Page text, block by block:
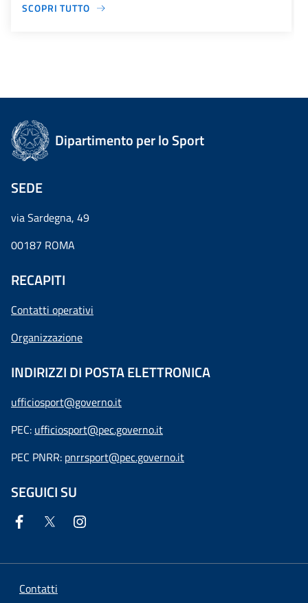
SCOPRI TUTTO
Dipartimento per lo Sport
SEDE
via Sardegna, 49
00187 ROMA
RECAPITI
Contatti operativi
Organizzazione
INDIRIZZI DI POSTA ELETTRONICA
ufficiosport@governo.it
PEC: ufficiosport@pec.governo.it
PEC PNRR: pnrrsport@pec.governo.it
SEGUICI SU
Contatti